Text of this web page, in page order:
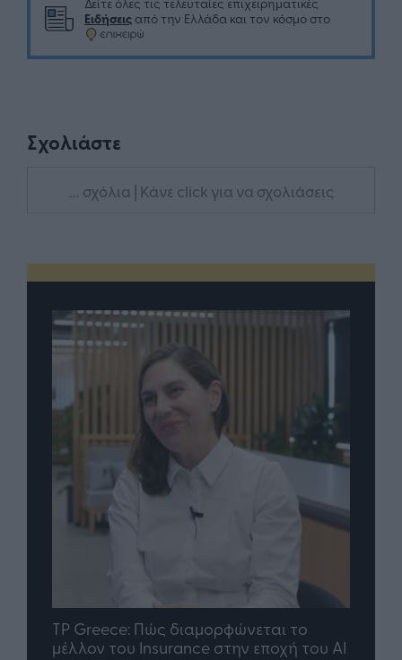
Ειδήσεις από την Ελλάδα και τον κόσμο στο
Σχολιάστε
... σχόλια | Κάνε click για να σχολιάσεις
TP Greece: Πώς διαμορφώνεται το
μέλλον του Insurance στην εποχή του AI